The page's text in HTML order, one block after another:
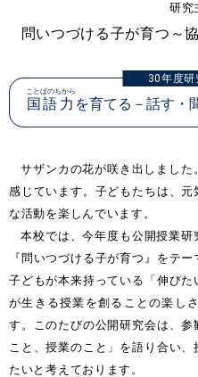
研究
問いつづける子が育つ ～
30年度研
国語力
ことばのちから
を育てる －話す・
サザンカの花が咲き出しまし
感じています。子どもたちは、
な活動を楽しんでいます。
本校では、今年度も公開授業研
『問いつづける子が育つ』をテ
子どもが本来持っている「伸び
が生きる授業を創ることの楽し
す。このたびの公開研究会は、
こと、授業のこと」を語り合い
たいと考えております。